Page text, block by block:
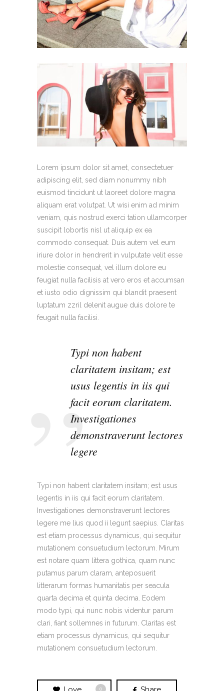
Lorem ipsum dolor sit amet, consectetuer
adipiscing elit, sed diam nonummy nibh
euismod tincidunt ut laoreet dolore magna
aliquam erat volutpat. Ut wisi enim ad minim
veniam, quis nostrud exerci tation ullamcorper
suscipit lobortis nisl ut aliquip ex ea
commodo consequat. Duis autem vel eum
iriure dolor in hendrerit in vulputate velit esse
molestie consequat, vel illum dolore eu
feugiat nulla facilisis at vero eros et accumsan
et iusto odio dignissim qui blandit praesent
luptatum zzril delenit augue duis dolore te
feugait nulla facilisi.
Typi non habent
claritatem insitam; est
usus legentis in iis qui
facit eorum claritatem.
Investigationes
demonstraverunt lectores
legere
Typi non habent claritatem insitam; est usus
legentis in iis qui facit eorum claritatem.
Investigationes demonstraverunt lectores
legere me lius quod ii legunt saepius. Claritas
est etiam processus dynamicus, qui sequitur
mutationem consuetudium lectorum. Mirum
est notare quam littera gothica, quam nunc
putamus parum claram, anteposuerit
litterarum formas humanitatis per seacula
quarta decima et quinta decima. Eodem
modo typi, qui nunc nobis videntur parum
clari, fiant sollemnes in futurum. Claritas est
etiam processus dynamicus, qui sequitur
mutationem consuetudium lectorum.
0